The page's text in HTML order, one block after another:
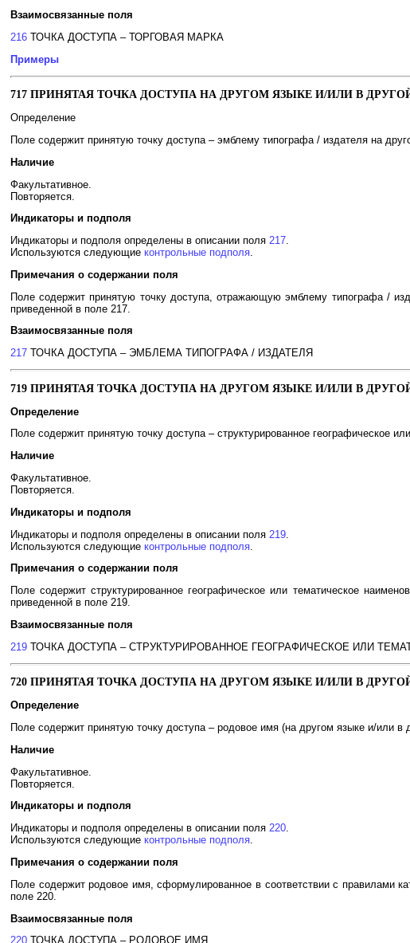
Взаимосвязанные поля
216 ТОЧКА ДОСТУПА – ТОРГОВАЯ МАРКА
Примеры
717 ПРИНЯТАЯ ТОЧКА ДОСТУПА НА ДРУГОМ ЯЗЫКЕ И/ИЛИ В
Определение
Поле содержит принятую точку доступа – эмблему типографа / издателя на
Наличие
Факультативное.
Повторяется.
Индикаторы и подполя
Индикаторы и подполя определены в описании поля 217.
Используются следующие контрольные подполя.
Примечания о содержании поля
Поле содержит принятую точку доступа, отражающую эмблему типографа /
приведенной в поле 217.
Взаимосвязанные поля
217 ТОЧКА ДОСТУПА – ЭМБЛЕМА ТИПОГРАФА / ИЗДАТЕЛЯ
719 ПРИНЯТАЯ ТОЧКА ДОСТУПА НА ДРУГОМ ЯЗЫКЕ И/ИЛИ В
Определение
Поле содержит принятую точку доступа – структурированное географическое
Наличие
Факультативное.
Повторяется.
Индикаторы и подполя
Индикаторы и подполя определены в описании поля 219
Используются следующие контрольные подполя
Примечания о содержании поля
Поле содержит структурированное географическое или тематическое
приведенной в поле 219.
Взаимосвязанные поля
219 ТОЧКА ДОСТУПА – СТРУКТУРИРОВАННОЕ ГЕОГРАФИЧЕСКОЕ ИЛИ
720 ПРИНЯТАЯ ТОЧКА ДОСТУПА НА ДРУГОМ ЯЗЫКЕ И/ИЛИ В
Определение
Поле содержит принятую точку доступа – родовое имя (на другом языке и/или в
Наличие
Факультативное.
Повторяется.
Индикаторы и подполя
Индикаторы и подполя определены в описании поля 220.
Используются следующие контрольные подполя.
Примечания о содержании поля
Поле содержит родовое имя, сформулированное в соответствии с правилами
поле 220.
Взаимосвязанные поля
220 ТОЧКА ДОСТУПА – РОДОВОЕ ИМЯ